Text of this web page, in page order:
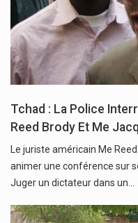
Tchad : La Police
Reed Brody Et Me
Le juriste américain Me
animer une conférence sur
Juger un dictateur dans un…